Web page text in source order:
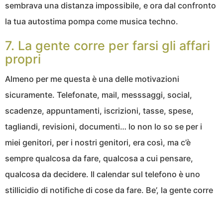
sembrava una distanza impossibile, e ora dal confronto
la tua autostima pompa come musica techno.
7. La gente corre per farsi gli affari
propri
Almeno per me questa è una delle motivazioni
sicuramente. Telefonate, mail, messsaggi, social,
scadenze, appuntamenti, iscrizioni, tasse, spese,
tagliandi, revisioni, documenti… Io non lo so se per i
miei genitori, per i nostri genitori, era così, ma c’è
sempre qualcosa da fare, qualcosa a cui pensare,
qualcosa da decidere. Il calendar sul telefono è uno
stillicidio di notifiche di cose da fare. Be’, la gente corre